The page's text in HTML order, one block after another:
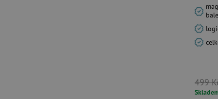
499
CookieScriptConsent
Google